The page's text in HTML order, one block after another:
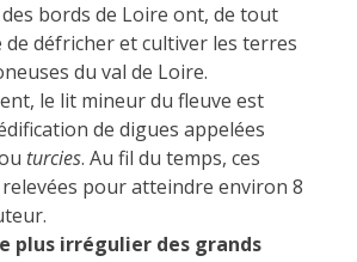
bords de Loire ont, de tout
de défricher et cultiver les terres
du val de Loire.
le lit mineur du fleuve est
de digues appelées
turcies. Au fil du temps, ces
pour atteindre environ 8
plus irrégulier des grands